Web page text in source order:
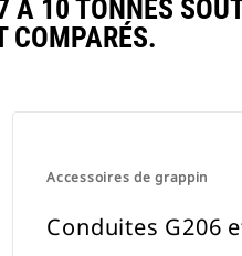
À 10 TONNES
COMPARÉS.
Accessoires de grappin
Conduites G206